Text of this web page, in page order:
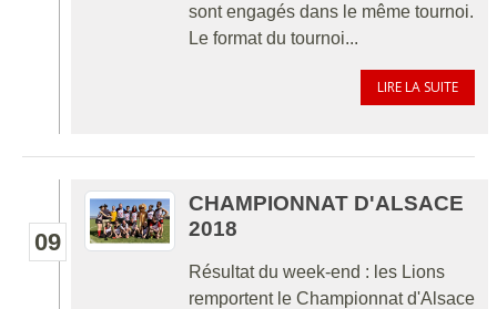
sont engagés dans le même tournoi.
Le format du tournoi...
LIRE LA SUITE
09
CHAMPIONNAT D'ALSACE
2018
Résultat du week-end : les Lions
remportent le Championnat d'Alsace